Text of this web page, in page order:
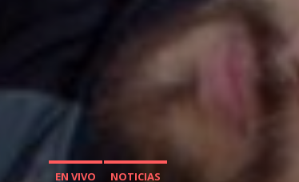
EN VIVO NOTICIAS